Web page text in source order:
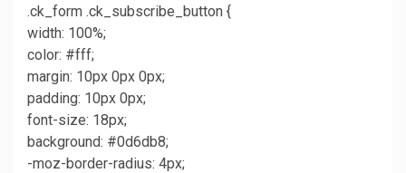
.ck_form .ck_subscribe_button {
width: 100%;
color: #fff;
margin: 10px 0px 0px;
padding: 10px 0px;
font-size: 18px;
background: #0d6db8;
-moz-border-radius: 4px;